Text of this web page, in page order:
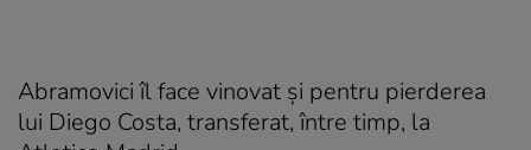
Abramovici îl face vinovat și pentru pierderea
lui Diego Costa, transferat, între timp, la